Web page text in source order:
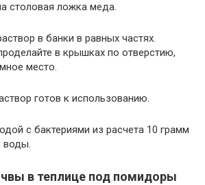
столовая ложка меда.
в банки в равных частях.
в крышках по отверстию,
место.
готов к использованию.
с бактериями из расчета 10 грамм
воды.
в теплице под помидоры